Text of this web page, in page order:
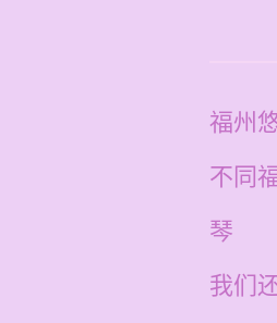
福州
不同
琴
我们